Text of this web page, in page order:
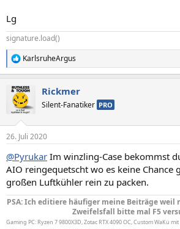
Lg
signature.load()
R
e
k
t
i
e
:
KarlsruheArgus
Rickmer
Silent-Fanatiker PRO
26. Juli 2020
@Pyrukar Im winzling-Case bekommst
AIO reingequetscht wo es keine Chance
großen Luftkühler rein zu packen.
PSA: Ich editiere häufiger meine Beiträge weil
Zweifelsfall bitte mal F5
Gaming PC: Ryzen 7 9800X3D, Zotac RTX 4090 OC, Custom WaKü